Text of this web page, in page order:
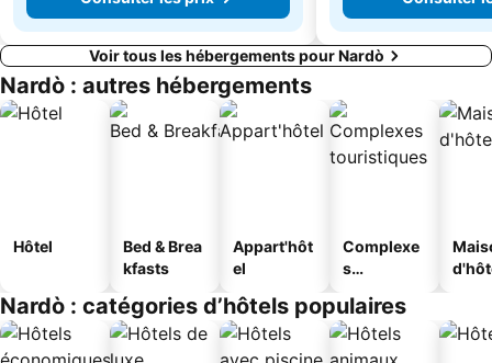
Voir tous les hébergements pour Nardò
Nardò : autres hébergements
Hôtel
Bed & Brea
kfasts
Appart'hôt
el
Complexe
s
s
Nardò : catégories d’hôtels populaires